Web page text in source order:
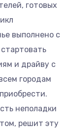
готовых
выполнено с
и драйву с
городам
неполадки
решит эту